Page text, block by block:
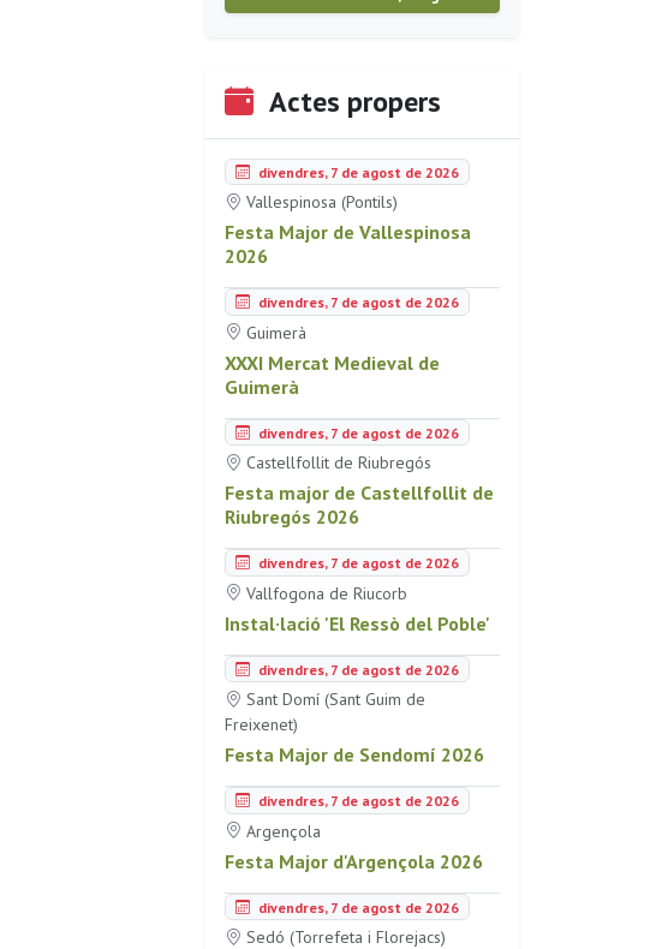
Actes propers
divendres, 7 de agost de 2026
Vallespinosa (Pontils)
Festa Major de Vallespinosa
2026
divendres, 7 de agost de 2026
Guimerà
XXXI Mercat Medieval de
Guimerà
divendres, 7 de agost de 2026
Castellfollit de Riubregós
Festa major de Castellfollit de
Riubregós 2026
divendres, 7 de agost de 2026
Vallfogona de Riucorb
Instal·lació 'El Ressò del Poble'
divendres, 7 de agost de 2026
Sant Domí (Sant Guim de
Freixenet)
Festa Major de Sendomí 2026
divendres, 7 de agost de 2026
Argençola
Festa Major d'Argençola 2026
divendres, 7 de agost de 2026
Sedó (Torrefeta i Florejacs)